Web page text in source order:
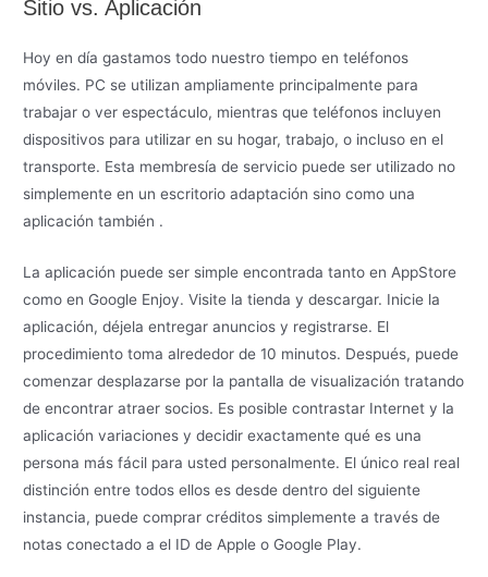
Sitio vs. Aplicación
Hoy en día gastamos todo nuestro tiempo en teléfonos
móviles. PC se utilizan ampliamente principalmente para
trabajar o ver espectáculo, mientras que teléfonos incluyen
dispositivos para utilizar en su hogar, trabajo, o incluso en el
transporte. Esta membresía de servicio puede ser utilizado no
simplemente en un escritorio adaptación sino como una
aplicación también .
La aplicación puede ser simple encontrada tanto en AppStore
como en Google Enjoy. Visite la tienda y descargar. Inicie la
aplicación, déjela entregar anuncios y registrarse. El
procedimiento toma alrededor de 10 minutos. Después, puede
comenzar desplazarse por la pantalla de visualización tratando
de encontrar atraer socios. Es posible contrastar Internet y la
aplicación variaciones y decidir exactamente qué es una
persona más fácil para usted personalmente. El único real real
distinción entre todos ellos es desde dentro del siguiente
instancia, puede comprar créditos simplemente a través de
notas conectado a el ID de Apple o Google Play.